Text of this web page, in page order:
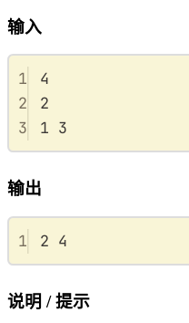
输入
1
4
2
2
3
1 3
输出
1 2 4
说明 / 提示